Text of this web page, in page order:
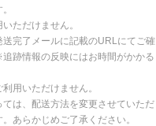
ただけません。
送完了メールに記載のURLにてご確
跡情報の反映にはお時間がかかる
用いただけません。
ては、配送方法を変更させていただ
あらかじめご了承ください。